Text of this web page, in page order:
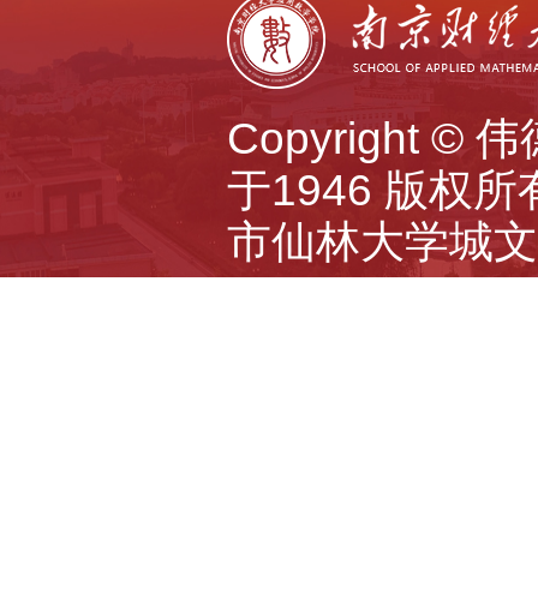
Copyright © 伟
于1946 版权
市仙林大学城